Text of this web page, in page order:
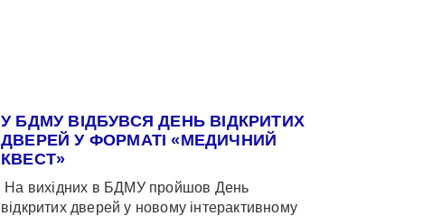
У БДМУ ВІДБУВСЯ ДЕНЬ ВІДКРИТИХ
ДВЕРЕЙ У ФОРМАТІ «МЕДИЧНИЙ
КВЕСТ»
На вихідних в БДМУ пройшов День
відкритих дверей у новому інтерактивному